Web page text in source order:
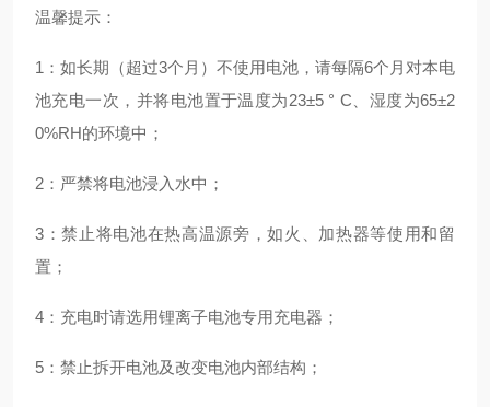
温馨提示：
1 ：如长期（超过3个月）不使用电池，请每隔6个月对本电
池充电一次，并将电池置于温度为23±5 ° C 、湿度为65±2
0%RH的环境中；
2 ：严禁将电池浸入水中；
3 ：禁止将电池在热高温源旁，如火、加热器等使用和留
置；
4 ：充电时请选用锂离子电池专用充电器；
5 ：禁止拆开电池及改变电池内部结构；